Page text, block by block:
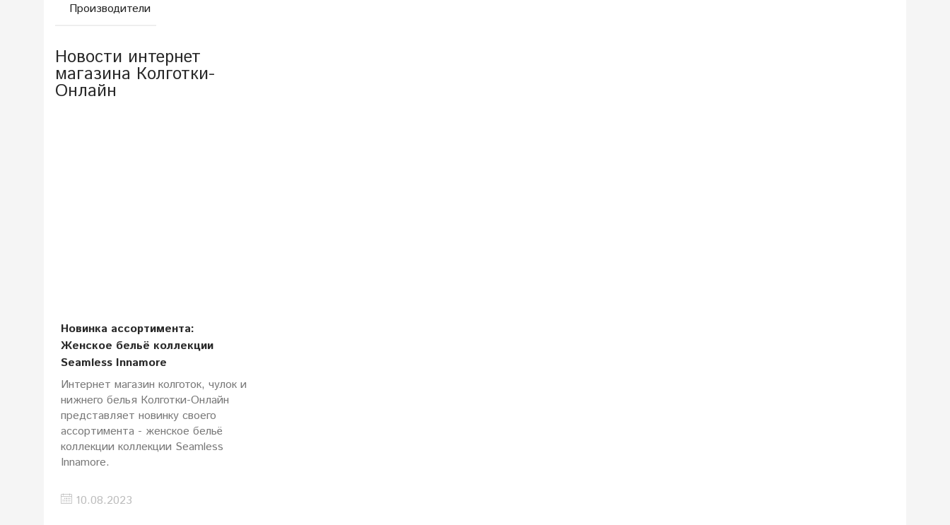
Производители
Новости интернет
магазина Колготки-
Онлайн
Новинка ассортимента:
Женское бельё коллекции
Seamless Innamore
Интернет магазин колготок, чулок и
нижнего белья Колготки-Онлайн
представляет новинку своего
ассортимента - женское бельё
коллекции коллекции Seamless
Innamore.
10.08.2023